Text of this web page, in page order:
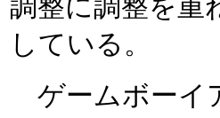
調整に調整を重
している。
ゲームボーイ